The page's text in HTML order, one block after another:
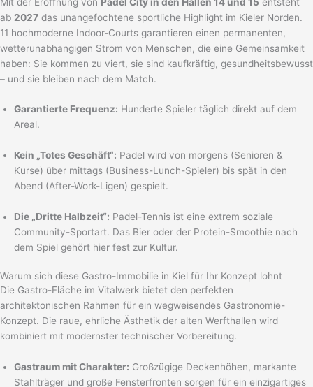
ab 2027 das unangefochtene sportliche Highlight im Kieler Norden.
11 hochmoderne Indoor-Courts garantieren einen permanenten,
wetterunabhängigen Strom von Menschen, die eine Gemeinsamkeit
haben: Sie kommen zu viert, sie sind kaufkräftig, gesundheitsbewusst
– und sie bleiben nach dem Match.
Garantierte Frequenz: Hunderte Spieler täglich direkt auf dem
Areal.
Kein „Totes Geschäft“: Padel wird von morgens (Senioren &
Kurse) über mittags (Business-Lunch-Spieler) bis spät in den
Abend (After-Work-Ligen) gespielt.
Die „Dritte Halbzeit“: Padel-Tennis ist eine extrem soziale
Community-Sportart. Das Bier oder der Protein-Smoothie nach
dem Spiel gehört hier fest zur Kultur.
Warum sich diese Gastro-Immobilie in Kiel für Ihr Konzept lohnt
Die Gastro-Fläche im Vitalwerk bietet den perfekten
architektonischen Rahmen für ein wegweisendes Gastronomie-
Konzept. Die raue, ehrliche Ästhetik der alten Werfthallen wird
kombiniert mit modernster technischer Vorbereitung.
Gastraum mit Charakter: Großzügige Deckenhöhen, markante
Stahlträger und große Fensterfronten sorgen für ein einzigartiges